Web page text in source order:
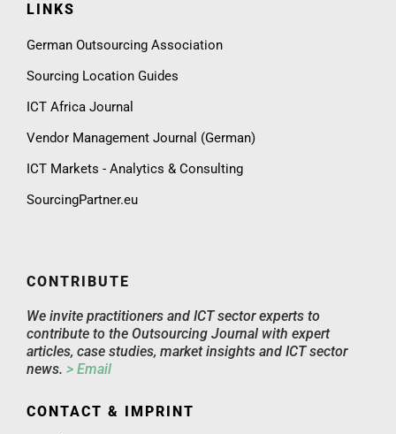
LINKS
German Outsourcing Association
Sourcing Location Guides
ICT Africa Journal
Vendor Management Journal (German)
ICT Markets - Analytics & Consulting
SourcingPartner.eu
CONTRIBUTE
We invite practitioners and ICT sector experts to
contribute to the Outsourcing Journal with expert
articles, case studies, market insights and ICT sector
news. > Email
CONTACT & IMPRINT